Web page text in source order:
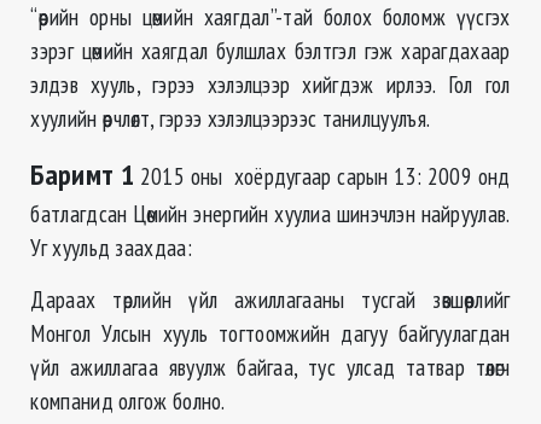
“өөрийн орны цөмийн хаягдал”-тай болох боломж үүсгэх
зэрэг цөмийн хаягдал булшлах бэлтгэл гэж харагдахаар
элдэв хууль, гэрээ хэлэлцээр хийгдэж ирлээ. Гол гол
хуулийн өөрчлөлт, гэрээ хэлэлцээрээс танилцуулъя.
Баримт 1 2015 оны хоёрдугаар сарын 13: 2009 онд
батлагдсан Цөмийн энергийн хуулиа шинэчлэн найруулав.
Уг хуульд заахдаа:
Дараах төрлийн үйл ажиллагааны тусгай зөвшөөрлийг
Монгол Улсын хууль тогтоомжийн дагуу байгуулагдан
үйл ажиллагаа явуулж байгаа, тус улсад татвар төлөгч
компанид олгож болно.